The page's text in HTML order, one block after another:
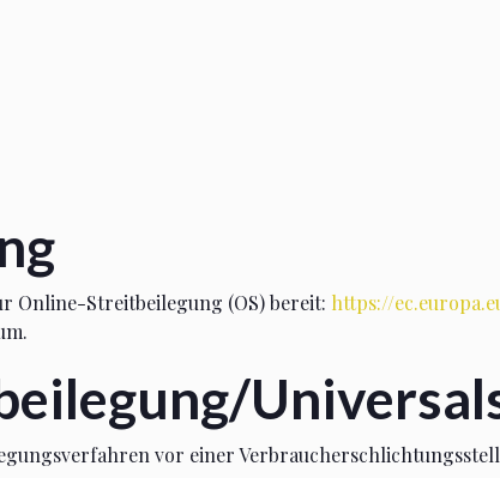
Online-Streitbeilegung (OS) bereit: https://
vor einer